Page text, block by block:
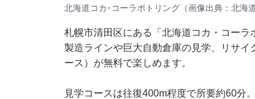
北海道コカ･コーラボトリング（画像出典：北海
札幌市清田区にある「北海道コカ・コー
製造ラインや巨大自動倉庫の見学、リサ
ース）が無料で楽しめます。
見学コースは往復400m程度で所要約60分